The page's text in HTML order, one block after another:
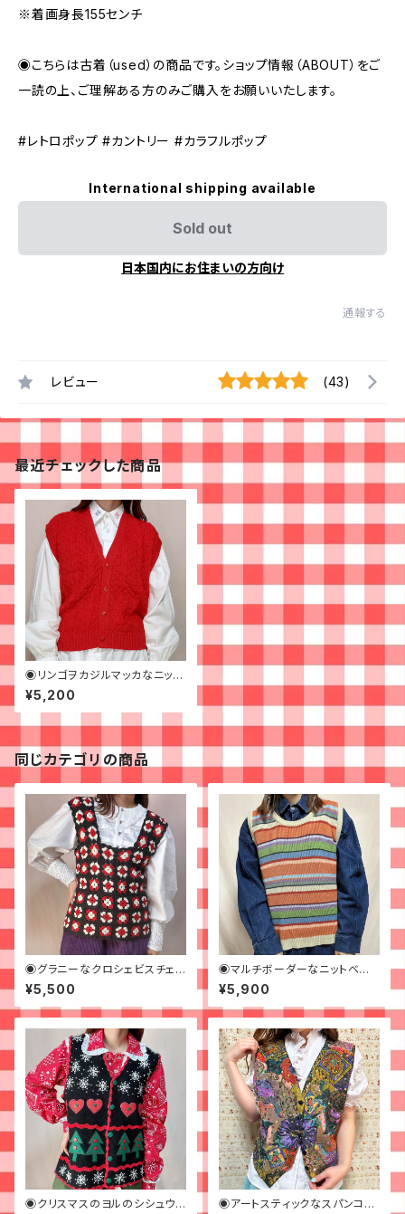
※着画身長155センチ
◉こちらは古着（used）の商品です。ショップ情報（ABOUT）をご
一読の上、ご理解ある方のみご購入をお願いいたします。
#レトロポップ #カントリー #カラフルポップ
International shipping available
Sold out
日本国内にお住まいの方向け
通報する
レビュー (43)
最近チェックした商品
◉リンゴヲカジルマッカなニット
ベスト◉ 古着 赤
¥5,200
同じカテゴリの商品
◉グラニーなクロシェビスチェ
◉古着
¥5,500
◉マルチボーダーなニットベスト
◉古着
¥5,900
◉クリスマスのヨルのシシュウ
◉アートスティックなスパンコー